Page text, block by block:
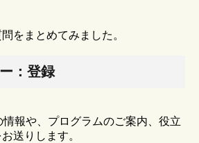
をまとめてみました。
：登録
報や、プログラムのご案内、役立
送りします。